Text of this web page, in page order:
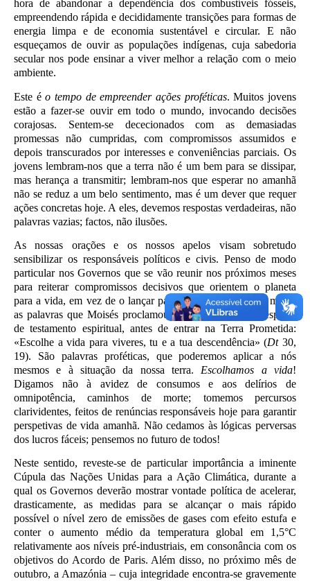
hora de abandonar a dependência dos combustíveis fósseis,
empreendendo rápida e decididamente transições para formas de
energia limpa e de economia sustentável e circular. E não
esqueçamos de ouvir as populações indígenas, cuja sabedoria
secular nos pode ensinar a viver melhor a relação com o meio
ambiente.
Este éo tempo de empreender ações proféticas. Muitos jovens
estão a fazer-se ouvir em todo o mundo, invocando decisões
corajosas. Sentem-se dececionados com as demasiadas
promessas não cumpridas, com compromissos assumidos e
depois transcurados por interesses e conveniências parciais. Os
jovens lembram-nos que a terra não é um bem para se dissipar,
mas herança a transmitir; lembram-nos que esperar no amanhã
não se reduz a um belo sentimento, mas é um dever que requer
ações concretas hoje. A eles, devemos respostas verdadeiras, não
palavras vazias; factos, não ilusões.
As nossas orações e os nossos apelos visam sobretudo
sensibilizar os responsáveis políticos e civis. Penso de modo
particular nos Governos que se vão reunir nos próximos meses
para reiterar compromissos decisivos que orientem o planeta
para a vida, em vez de o lançar para a morte. Vêm-me à mente
as palavras que Moisés proclamou ao povo como uma espécie
de testamento espiritual, antes de entrar na Terra Prometida:
«Escolhe a vida para viveres, tu e a tua descendência» (Dt30,
19). São palavras proféticas, que poderemos aplicar a nós
mesmos e à situação da nossa terra. Escolhamos a vida!
Digamos não à avidez de consumos e aos delírios de
omnipotência, caminhos de morte; tomemos percursos
clarividentes, feitos de renúncias responsáveis hoje para garantir
perspetivas de vida amanhã. Não cedamos às lógicas perversas
dos lucros fáceis; pensemos no futuro de todos!
Neste sentido, reveste-se de particular importância a iminente
Cúpula das Nações Unidas para a Ação Climática, durante a
qual os Governos deverão mostrar vontade política de acelerar,
drasticamente, as medidas para se alcançar o mais rápido
possível o nível zero de emissões de gases com efeito estufa e
conter o aumento médio da temperatura global em 1,5°C
relativamente aos níveis pré-industriais, em consonância com os
objetivos do Acordo de Paris. Além disso, no próximo mês de
outubro, a Amazónia – cuja integridade encontra-se gravemente